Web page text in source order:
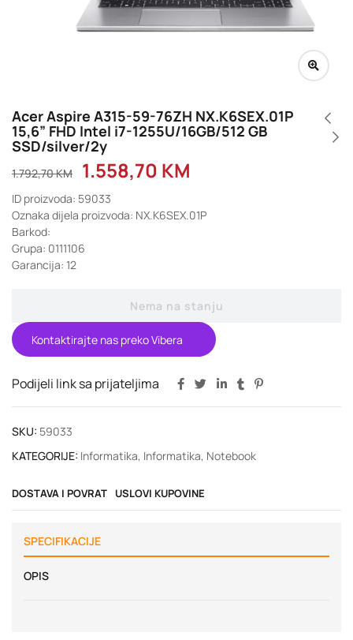
Acer Aspire A315-59-76ZH NX.K6SEX.01P
15,6” FHD Intel i7-1255U/16GB/512 GB
SSD/silver/2y
1.792,70KM 1.558,70 KM
ID proizvoda: 59033
Oznaka dijela proizvoda: NX.K6SEX.01P
Barkod:
Grupa: 0111106
Garancija: 12
Nema na stanju
Kontaktirajte nas preko Vibera
Podijeli link sa prijateljima
SKU: 59033
KATEGORIJE: Informatika, Informatika, Notebook
DOSTAVA I POVRAT USLOVI KUPOVINE
SPECIFIKACIJE
OPIS